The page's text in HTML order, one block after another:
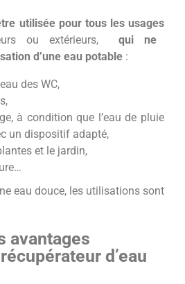
utilisée pour tous les usages
ou extérieurs,
qui ne
d’une eau potable :
des WC,
à condition que l’eau de pluie
un dispositif adapté,
et le jardin,
eau douce, les utilisations sont
avantages
d’eau